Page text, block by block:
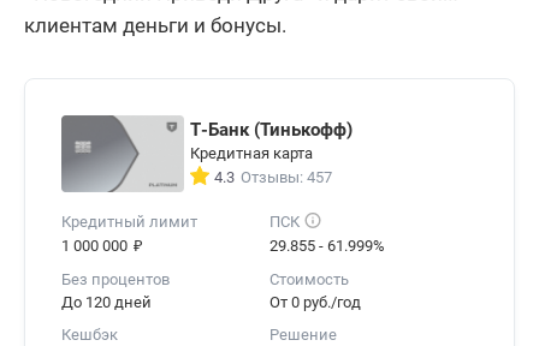
клиентам деньги и бонусы.
Т-Банк (Тинькофф)
Кредитная карта
4.3 Отзывы: 457
Кредитный лимит
1 000 000 ₽
ПСК
29.855 - 61.999%
Без процентов
До 120 дней
Стоимость
От 0 руб./год
Кешбэк
Решение